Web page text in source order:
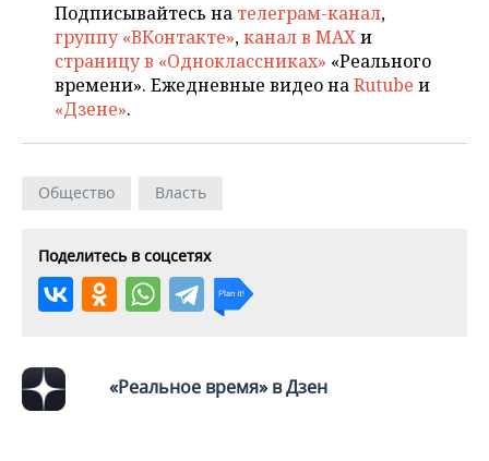
Подписывайтесь на телеграм-канал,
группу «ВКонтакте»,канал в MAXи
страницу в «Одноклассниках» «Реального
времени». Ежедневные видео наRutube и
«Дзене».
Общество Власть
Поделитесь в соцсетях
«Реальное время» в Дзен